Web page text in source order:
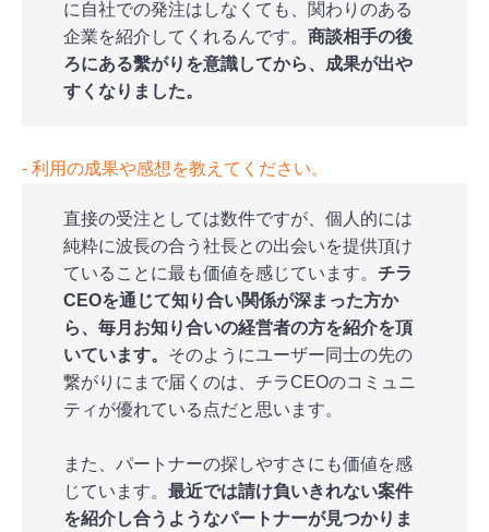
に自社での発注はしなくても、関わりのある
企業を紹介してくれるんです。 商談相手の後
ろにある繫がりを意識してから、成果が出や
すくなりました。
‐ 利用の成果や感想を教えてください。
直接の受注としては数件ですが、個人的には
純粋に波長の合う社長との出会いを提供頂け
ていることに最も価値を感じています。 チラ
CEOを通じて知り合い関係が深まった方か
ら、毎月お知り合いの経営者の方を紹介を頂
いています。 そのようにユーザー同士の先の
繋がりにまで届くのは、チラCEOのコミュニ
ティが優れている点だと思います。
また、パートナーの探しやすさにも価値を感
じています。 最近では請け負いきれない案件
を紹介し合うようなパートナーが見つかりま